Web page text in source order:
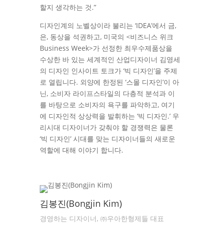
할지 생각하는 것.”
디자인계의 노벨상이라 불리는 ‘IDEA’에서 금,
은, 동상을 석권하고, 미국의 <비즈니스 위크
Business Week>가 선정한 최우수제품상을
수상한 바 있는 세계적인 산업디자이너 김영세
의 디자인 인사이트 토크가 ‘빅 디자인’을 주제
로 열립니다. 외양에 한정된 ‘스몰 디자인’이 아
닌, 소비자 라이프스타일의 다층적 분석과 이
를 바탕으로 소비자의 욕구를 파악하고, 여기
에 디자인적 상상력을 발휘하는 ‘빅 디자인.’ 우
리시대 디자이너가 갖춰야 할 경쟁력은 물론
‘빅 디자인’ 시대를 맞는 디자이너들의 새로운
역할에 대해 이야기 합니다.
김봉진(Bongjin Kim)
경영하는 디자이너, ㈜우아한형제들 대표